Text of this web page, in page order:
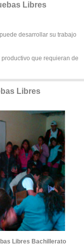
Libres
desarrollar su trabajo
que requieran de
Libres
Libres Bachillerato